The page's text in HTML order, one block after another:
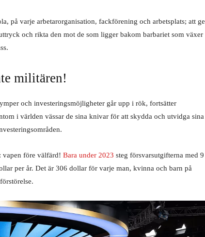
på varje arbetarorganisation, fackförening och arbetsplats; att ge
och rikta den mot de som ligger bakom barbariet som växer
militären!
och investeringsmöjligheter går upp i rök, fortsätter
i världen vässar de sina knivar för att skydda och utvidga sina
vapen före välfärd! Bara under 2023 steg försvarsutgifterna med 9
per år. Det är 306 dollar för varje man, kvinna och barn på